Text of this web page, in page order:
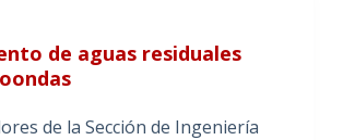
de aguas residuales
de la Sección de Ingeniería